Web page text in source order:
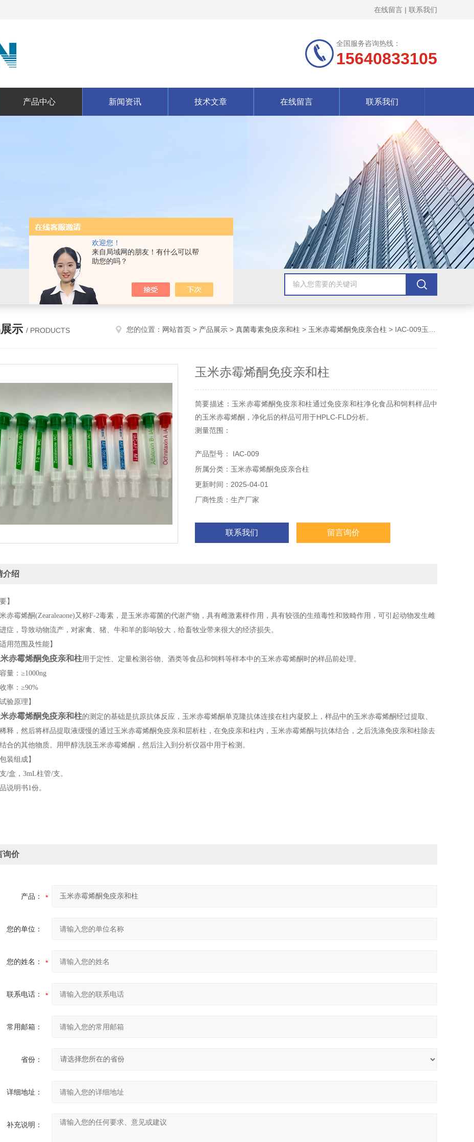
欢迎您！
来自局域网的朋友！有什么可以帮
助您的吗？
在线留言 | 联系我们
全国服务咨询热线：
15640833105
产品中心 新闻资讯 技术文章 在线留言 联系我们
示 / PRODUCTS 您的位置： 网站首页 > 产品展示 > 真菌毒素免疫亲和柱 > 玉米赤霉烯酮免疫亲合柱 > IAC-009玉米赤霉烯酮免疫亲和柱
玉米赤霉烯酮免疫亲和柱
简要描述：玉米赤霉烯酮免疫亲和柱通过免疫亲和柱净化食品和饲料样品中
的玉米赤霉烯酮，净化后的样品可用于HPLC-FLD分析。
测量范围：
回收率：
当样品中的玉米赤霉烯酮含量在测量范围内时回收率＞90%
交叉反应：
玉米赤霉烯酮：100%
β-玉米赤霉醇：94%
α-玉米赤霉烯醇：97%
产品型号： IAC-009
所属分类：玉米赤霉烯酮免疫亲合柱
更新时间：2025-04-01
厂商性质：生产厂家
联系我们 留言询价
介绍
霉烯酮(Zearaleaone)又称F-2毒素，是玉米赤霉菌的代谢产物，具有雌激素样作用，具有较强的生殖毒性和致畸作用，可引起动物发生雌
症，导致动物流产，对家禽、猪、牛和羊的影响较大，给畜牧业带来很大的经济损失。
范围及性能】
赤霉烯酮免疫亲和柱用于定性、定量检测谷物、酒类等食品和饲料等样本中的玉米赤霉烯酮时的样品前处理。
：≥1000ng
：≥90%
原理】
赤霉烯酮免疫亲和柱的测定的基础是抗原抗体反应，玉米赤霉烯酮单克隆抗体连接在柱内凝胶上，样品中的玉米赤霉烯酮经过提取、
释，然后将样品提取液缓慢的通过玉米赤霉烯酮免疫亲和层析柱，在免疫亲和柱内，玉米赤霉烯酮与抗体结合，之后洗涤免疫亲和柱除去
合的其他物质。用甲醇洗脱玉米赤霉烯酮，然后注入到分析仪器中用于检测。
组成】
，3mL柱管/支。
明书1份。
询价
产品：
您的单位：
您的姓名：
联系电话：
常用邮箱：
省份：
详细地址：
补充说明：